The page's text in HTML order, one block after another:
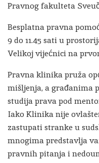
Pravnog fakulteta
Besplatna pravna
9 do 11.45 sati u
Velikoj vijećnici na
Pravna klinika pruža
mišljenja, a građanima
studija prava pod
Iako Klinika nije
zastupati stranke u
mnogima predstavlja
pravnih pitanja i